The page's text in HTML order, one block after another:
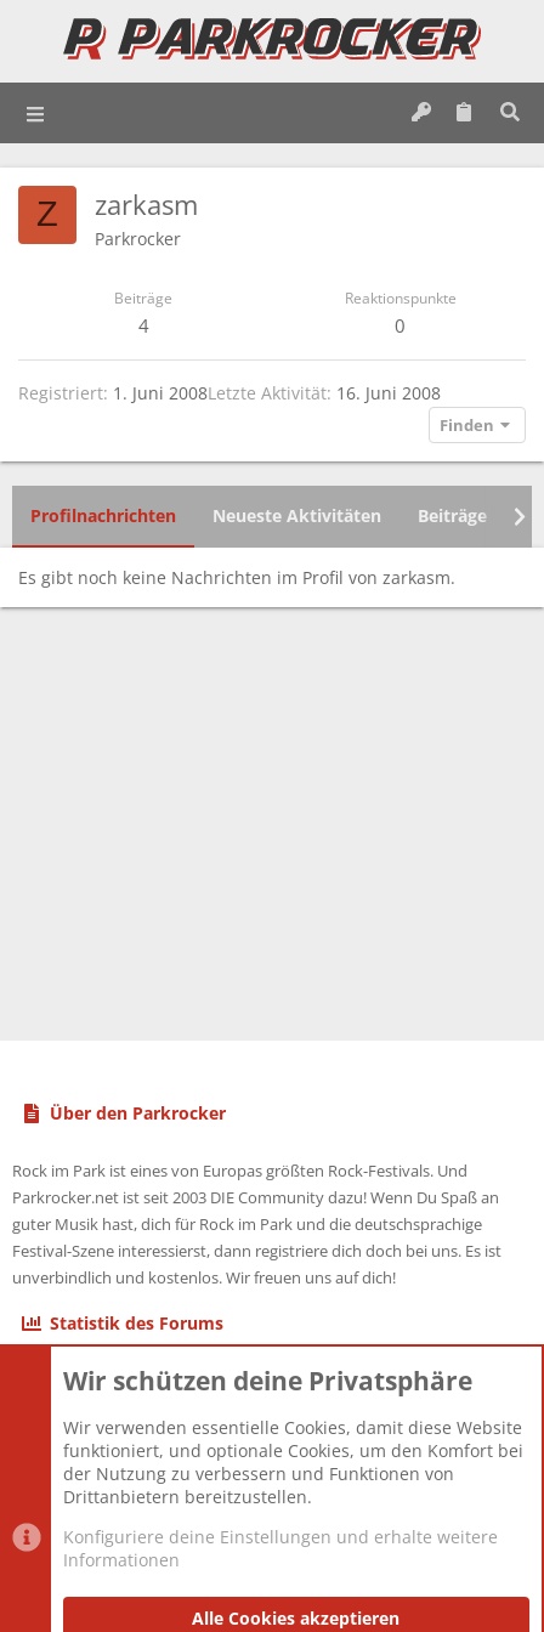
Z zarkasm
Parkrocker
Beiträge
4
Reaktionspunkte
0
Registriert 1. Juni 2008Letzte Aktivität 16. Juni 2008
Finden
Profilnachrichten Neueste Aktivitäten Beiträge
Es gibt noch keine Nachrichten im Profil von zarkasm.
Über den Parkrocker
Rock im Park ist eines von Europas größten Rock-Festivals. Und
Parkrocker.net ist seit 2003 DIE Community dazu! Wenn Du Spaß an
guter Musik hast, dich für Rock im Park und die deutschsprachige
Festival-Szene interessierst, dann registriere dich doch bei uns. Es ist
unverbindlich und kostenlos. Wir freuen uns auf dich!
Statistik des Forums
Themen
Mitglieder
12.427
Neuestes Mitglied
Berlin
Datenschutzerklärung Impressum
Wir schützen deine Privatsphäre
Wir verwenden essentielle Cookies, damit diese Website
funktioniert, und optionale Cookies, um den Komfort bei
der Nutzung zu verbessern und Funktionen von
Drittanbietern bereitzustellen.
Konfiguriere deine Einstellungen und erhalte weitere
Informationen
Alle Cookies akzeptieren